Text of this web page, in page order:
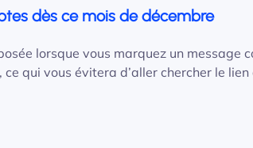
dès ce mois de décembre
lorsque vous marquez un message
qui vous évitera d’aller chercher le